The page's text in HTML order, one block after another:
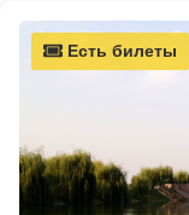
Есть билеты